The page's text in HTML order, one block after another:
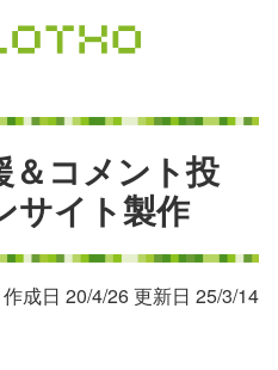
＆コメン ト投
サイ ト製作
作成日 20/4/26 更新日 25/3/14